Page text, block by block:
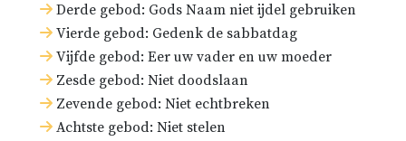
Derde gebod: Gods Naam niet ijdel gebruiken
Vierde gebod: Gedenk de sabbatdag
Vijfde gebod: Eer uw vader en uw moeder
Zesde gebod: Niet doodslaan
Zevende gebod: Niet echtbreken
Achtste gebod: Niet stelen